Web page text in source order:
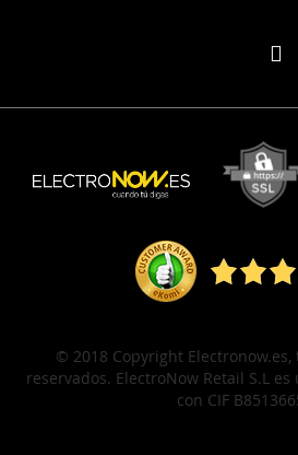
© 2018 Copyright
reservados. ElectroNow Retail S.L
con CIF